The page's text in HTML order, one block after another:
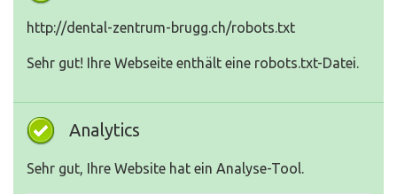
http://dental-zentrum-brugg.ch/robots.txt
Sehr gut! Ihre Webseite enthält eine robots.txt-Datei.
Analytics
Sehr gut, Ihre Website hat ein Analyse-Tool.